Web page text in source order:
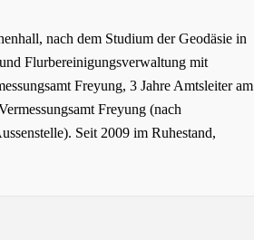
nach dem Studium der Geodäsie in
Flurbereinigungsverwaltung mit
Freyung, 3 Jahre Amtsleiter am
Freyung (nach
Seit 2009 im Ruhestand,